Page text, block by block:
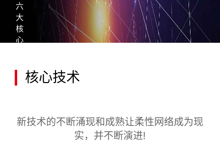
六
大
核
心
SDN
NFV
技
核心技术
新技术的不断涌现和成熟让柔性网络成为现
实，并不断演进!